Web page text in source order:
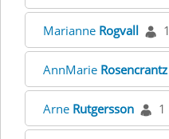
Marianne Rogvall 1
AnnMarie Rosencrantz
Arne Rutgersson 1